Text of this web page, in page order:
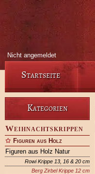
Nicht angemeldet
Startseite
Kategorien
Weihnachtskrippen
Figuren aus Holz
Figuren aus Holz Natur
Rowi Krippe 13, 16 & 20 cm
Berg Zirbel Krippe 12 cm